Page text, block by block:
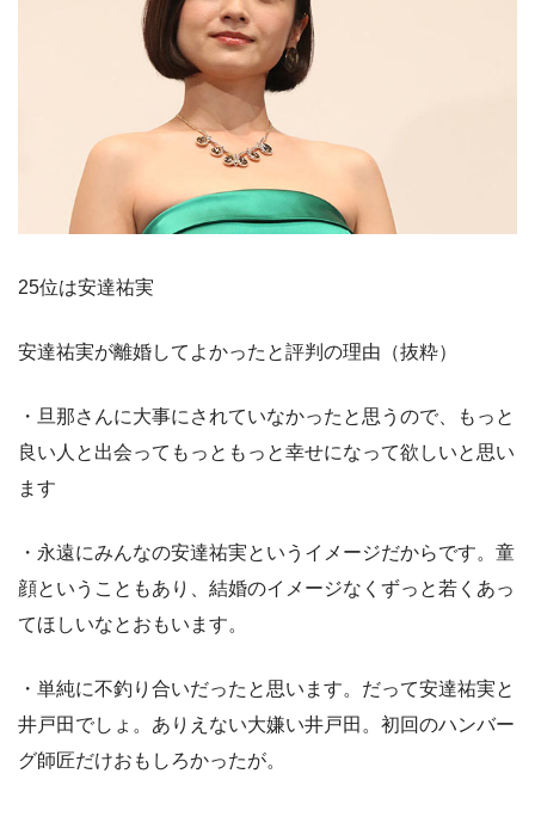
25位は安達祐実
安達祐実が離婚してよかったと評判の理由（抜粋）
・旦那さんに大事にされていなかったと思うので、もっと
良い人と出会ってもっともっと幸せになって欲しいと思い
ます
・永遠にみんなの安達祐実というイメージだからです。童
顔ということもあり、結婚のイメージなくずっと若くあっ
てほしいなとおもいます。
・単純に不釣り合いだったと思います。だって安達祐実と
井戸田でしょ。ありえない大嫌い井戸田。初回のハンバー
グ師匠だけおもしろかったが。